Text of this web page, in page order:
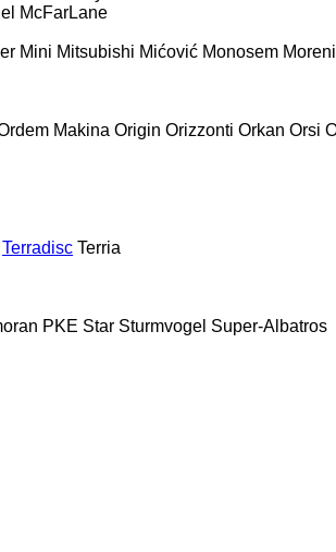
McFarLane
Mini Mitsubishi Mićović Monosem Moreni
Makina Origin Orizzonti Orkan Orsi
Terradisc Terria
PKE Star Sturmvogel Super-Albatros